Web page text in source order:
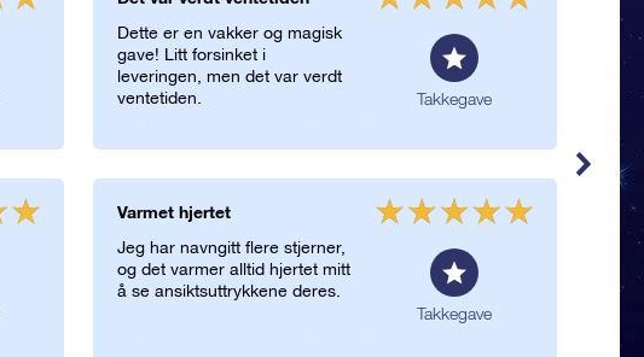
Dette er en vakker og magisk
gave! Litt forsinket i
leveringen, men det var verdt
ventetiden.
Takkegave
Varmet hjertet
Jeg har navngitt flere stjerner,
og det varmer alltid hjertet mitt
å se ansiktsuttrykkene deres.
Takkegave